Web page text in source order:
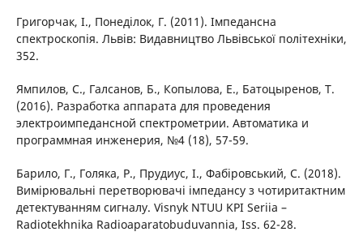
Григорчак, І., Понеділок, Г. (2011). Імпедансна
спектроскопія. Львів: Видавництво Львівської політехніки,
352.
Ямпилов, С., Галсанов, Б., Копылова, Е., Батоцыренов, Т.
(2016). Разработка аппарата для проведения
электроимпедансной спектрометрии. Автоматика и
программная инженерия, №4 (18), 57-59.
Барило, Г., Голяка, Р., Прудиус, I., Фабiровський, С. (2018).
Вимiрювальнi перетворювачi iмпедансу з чотиритактним
детектуванням сигналу. Visnyk NTUU KPI Seriia –
Radiotekhnika Radioaparatobuduvannia, Iss. 62-28.